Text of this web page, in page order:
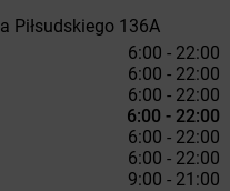
Piłsudskiego 136A
6:00 - 22:00
6:00 - 22:00
6:00 - 22:00
6:00 - 22:00
6:00 - 22:00
6:00 - 22:00
9:00 - 21:00